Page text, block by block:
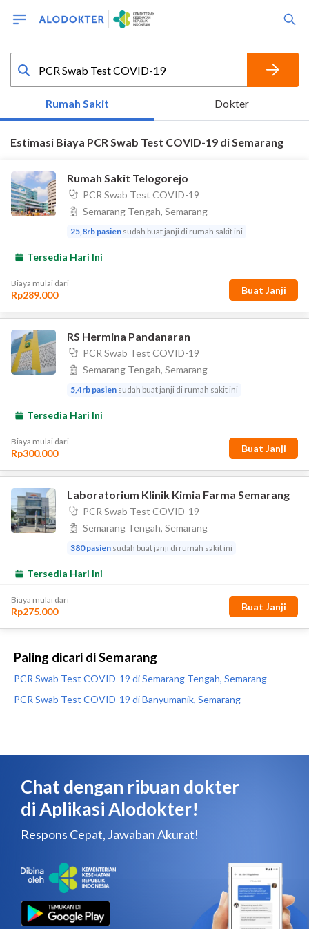
Paling dicari di Semarang
PCR Swab Test COVID-19 di Semarang Tengah, Semarang
PCR Swab Test COVID-19 di Banyumanik, Semarang